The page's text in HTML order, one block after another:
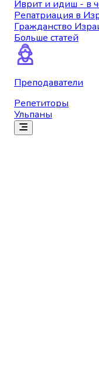
Иврит и идиш - в
Репатриация в
Гражданство
Больше статей
Преподаватели
Репетиторы
Ульпаны